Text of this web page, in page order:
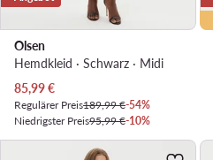
Olsen
Hemdkleid · Schwarz · Midi
Aktueller Preis
85,99€
Regulärer Preis189,99 €-54%
Niedrigster Preis95,99 €-10%